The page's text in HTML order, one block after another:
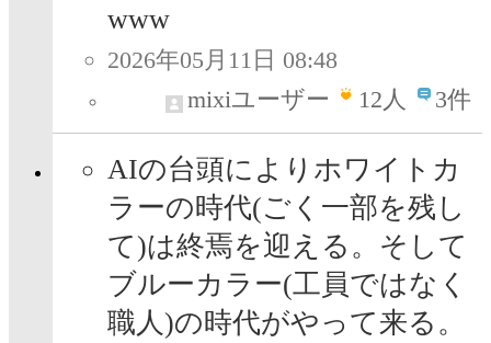
www
2026年05月11日 08:48
mixiユーザー
12人 3件
AIの台頭によりホワイトカ
ラーの時代(ごく一部を残し
て)は終焉を迎える。そして
ブルーカラー(工員ではなく
職人)の時代がやって来る。